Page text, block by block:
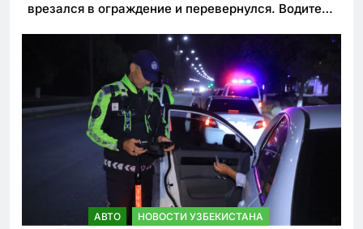
врезался в ограждение и перевернулся. Водитель
АВТО НОВОСТИ УЗБЕКИСТАНА